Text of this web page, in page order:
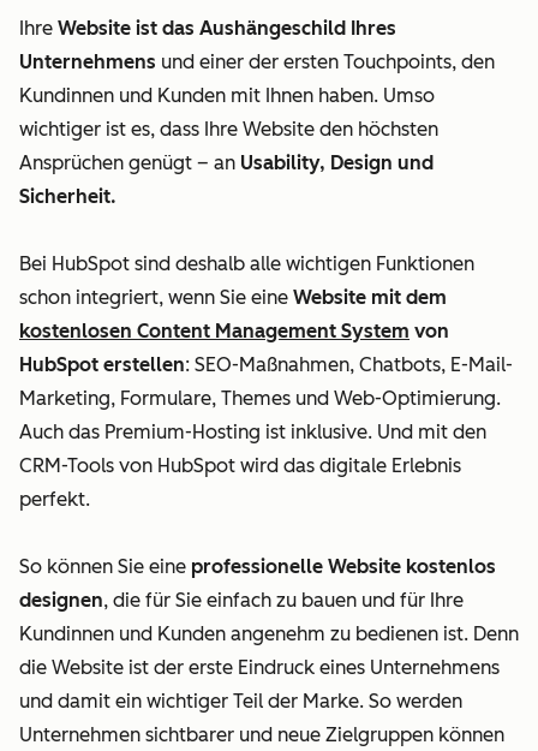
Ihre Website ist das Aushängeschild Ihres
Unternehmens und einer der ersten Touchpoints, den
Kundinnen und Kunden mit Ihnen haben. Umso
wichtiger ist es, dass Ihre Website den höchsten
Ansprüchen genügt – an Usability, Design und
Sicherheit.
Bei HubSpot sind deshalb alle wichtigen Funktionen
schon integriert, wenn Sie eine Website mit dem
kostenlosen Content Management System von
HubSpot erstellen: SEO-Maßnahmen, Chatbots, E-Mail-
Marketing, Formulare, Themes und Web-Optimierung.
Auch das Premium-Hosting ist inklusive. Und mit den
CRM-Tools von HubSpot wird das digitale Erlebnis
perfekt.
So können Sie eine professionelle Website kostenlos
designen, die für Sie einfach zu bauen und für Ihre
Kundinnen und Kunden angenehm zu bedienen ist. Denn
die Website ist der erste Eindruck eines Unternehmens
und damit ein wichtiger Teil der Marke. So werden
Unternehmen sichtbarer und neue Zielgruppen können